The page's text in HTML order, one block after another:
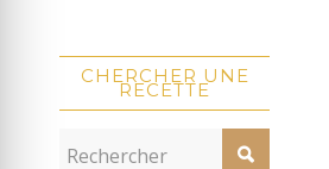
CHERCHER UNE
RECETTE